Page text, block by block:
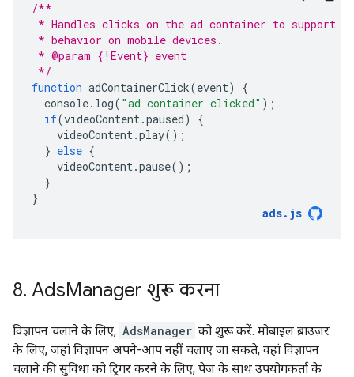
/**
* Handles clicks on the ad container to support
* behavior on mobile devices.
* @param {!Event} event
*/
function adContainerClick(event)
{
console. log( "ad container clicked" );
if(videoContent.paused)
{
videoContent.play();
} else {
videoContent.pause();
}
}
ads. js
8. AdsManager शुरू करना
विज्ञापन चलाने के लिए, AdsManager को शुरू करें. मोबाइल ब्राउज़र
के लिए, जहां विज्ञापन अपने-आप नहीं चलाए जा सकते, वहां विज्ञापन
चलाने की सुविधा को ट्रिगर करने के लिए, पेज के साथ उपयोगकर्ता के